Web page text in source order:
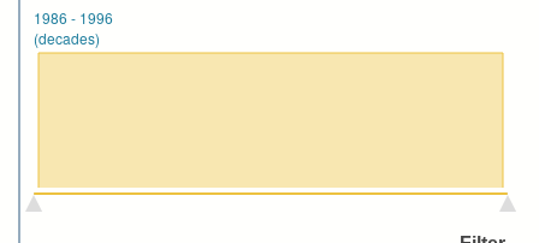
1986 - 1996
(decades)